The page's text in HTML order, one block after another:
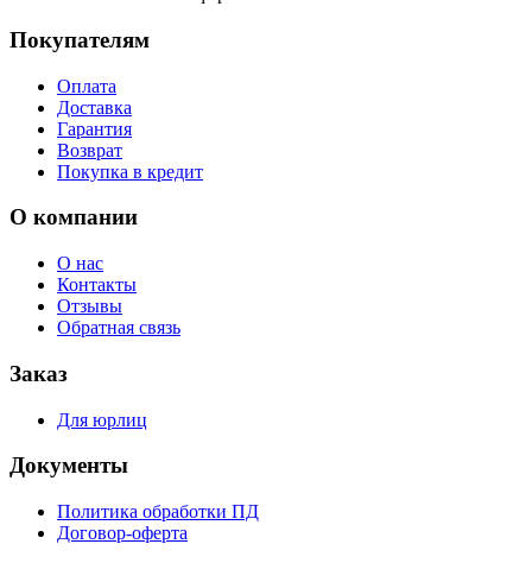
Покупателям
Оплата
Доставка
Гарантия
Возврат
Покупка в кредит
О компании
О нас
Контакты
Отзывы
Обратная связь
Заказ
Для юрлиц
Документы
Политика обработки ПД
Договор-оферта